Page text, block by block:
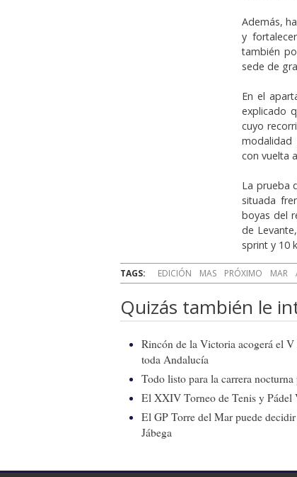
Además,
y
también
sede de
En el
explicado
cuyo
modalidad
con vuelta
La prueba
situada
boyas del
de
sprint y 10
TAGS: EDICIÓN MAS PRÓXIMO MAR
Quizás también le
Rincón de la Victoria acogerá el
toda Andalucía
Todo listo para la carrera
El XXIV Torneo de Tenis y Pádel
El GP Torre del Mar puede
Jábega